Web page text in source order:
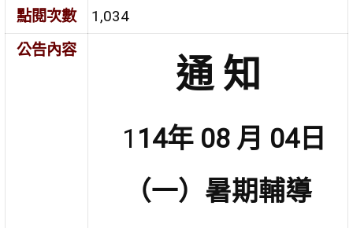
點閱次數
1,034
公告內容
通 知
1 14年 08 月 04日
（一）暑期輔導